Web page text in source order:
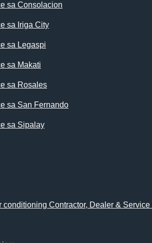
sa Consolacion
sa Iriga City
sa Legaspi
sa Makati
sa Rosales
sa San Fernando
sa Sipalay
Contractor, Dealer & Service